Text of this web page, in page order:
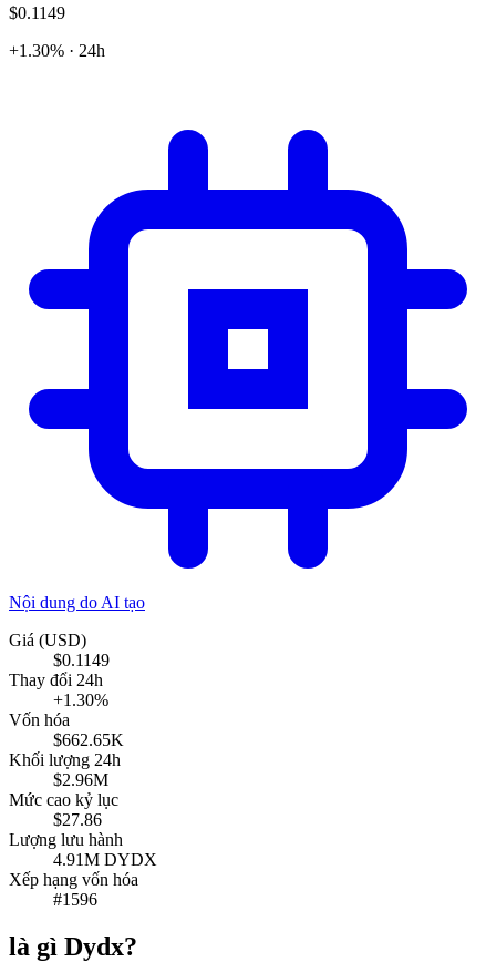
$0.1149
+1.30% · 24h
Nội dung do AI tạo
Giá (USD)
$0.1149
Thay đổi 24h
+1.30%
Vốn hóa
$662.65K
Khối lượng 24h
$2.96M
Mức cao kỷ lục
$27.86
Lượng lưu hành
4.91M DYDX
Xếp hạng vốn hóa
#1596
là gì Dydx?